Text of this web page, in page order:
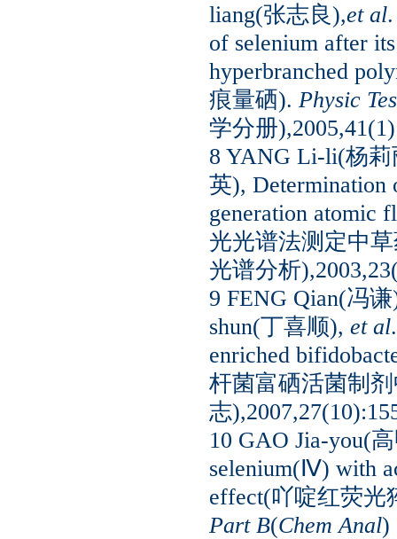
liang(张志良),et al
of selenium after
hyperbranched
痕量硒). Physic
学分册
8 YANG Li-li(杨
英), Determination
generation atomic
光光谱法测定中
光谱分析
9 FENG Qian(冯
shun(丁喜顺), et al
enriched
杆菌富硒活菌制
志
10 GAO Jia-you(
selenium(Ⅳ) with
effect(吖啶红荧
Part B(Chem Anal)